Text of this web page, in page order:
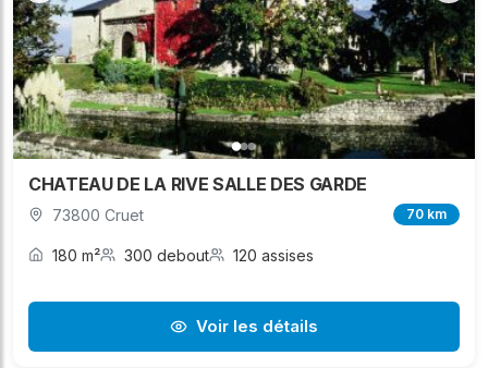
CHATEAU DE LA RIVE SALLE DES GARDE
73800 Cruet 70 km
180 m² 300 debout 120 assises
Voir les détails